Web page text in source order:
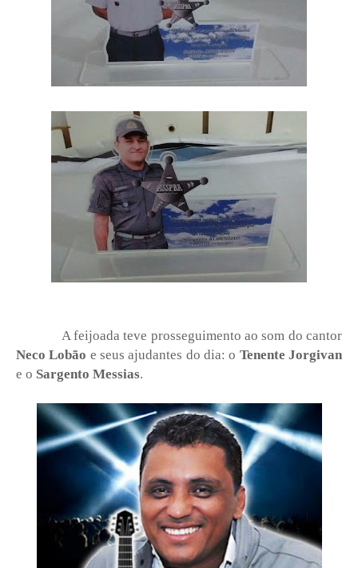
A feijoada teve prosseguimento ao som do cantor
Neco Lobão e seus ajudantes do dia: o Tenente Jorgivan
e o Sargento Messias.